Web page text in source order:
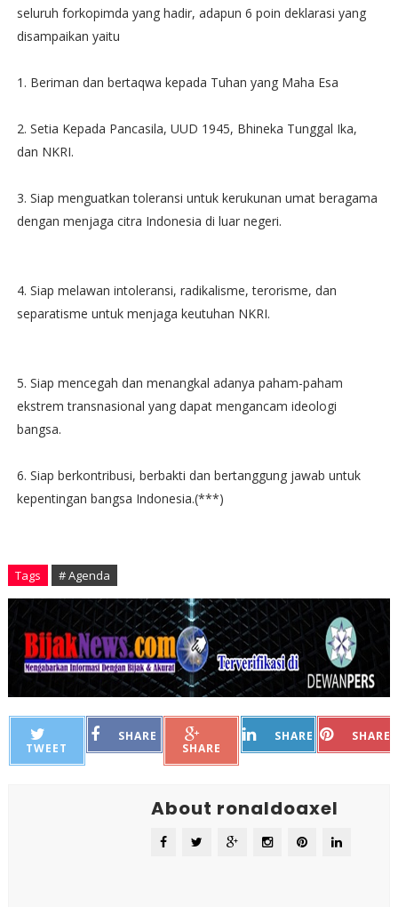
seluruh forkopimda yang hadir, adapun 6 poin deklarasi yang
disampaikan yaitu
1. Beriman dan bertaqwa kepada Tuhan yang Maha Esa
2. Setia Kepada Pancasila, UUD 1945, Bhineka Tunggal Ika,
dan NKRI.
3. Siap menguatkan toleransi untuk kerukunan umat beragama
dengan menjaga citra Indonesia di luar negeri.
4. Siap melawan intoleransi, radikalisme, terorisme, dan
separatisme untuk menjaga keutuhan NKRI.
5. Siap mencegah dan menangkal adanya paham-paham
ekstrem transnasional yang dapat mengancam ideologi
bangsa.
6. Siap berkontribusi, berbakti dan bertanggung jawab untuk
kepentingan bangsa Indonesia.(***)
Tags # Agenda
TWEET
SHARE
SHARE
SHARE SHARE
About ronaldoaxel